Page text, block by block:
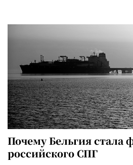
Почему Бельгия стала
российского СПГ